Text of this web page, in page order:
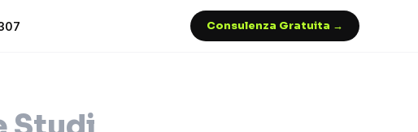
Consulenza Gratuita →